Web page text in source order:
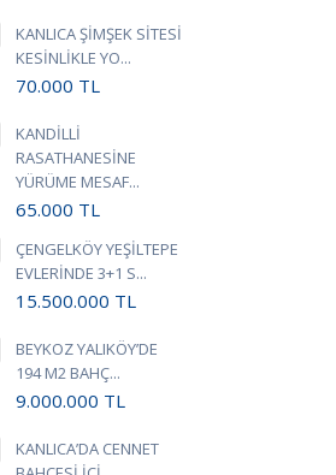
KANLICA ŞİMŞEK SİTESİ
KESİNLİKLE YO...
70.000 TL
KANDİLLİ
RASATHANESİNE
YÜRÜME MESAF...
65.000 TL
ÇENGELKÖY YEŞİLTEPE
EVLERİNDE 3+1 S...
15.500.000 TL
BEYKOZ YALIKÖY’DE
194 M2 BAHÇ...
9.000.000 TL
KANLICA’DA CENNET